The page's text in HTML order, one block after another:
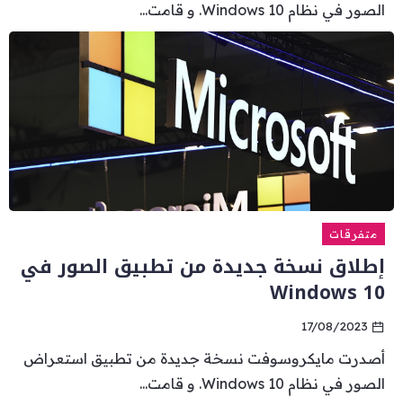
الصور في نظام Windows 10. و قامت...
متفرقات
إطلاق نسخة جديدة من تطبيق الصور في
Windows 10
17/08/2023
أصدرت مايكروسوفت نسخة جديدة من تطبيق استعراض
الصور في نظام Windows 10. و قامت...